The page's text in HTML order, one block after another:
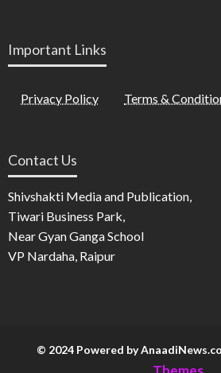
Important Links
Privacy Policy Terms &
Contact Us
Shivshakti Media and Publication,
Tiwari Business Park,
Near Gyan Ganga School
VP Nardaha, Raipur
© 2024 Powered by